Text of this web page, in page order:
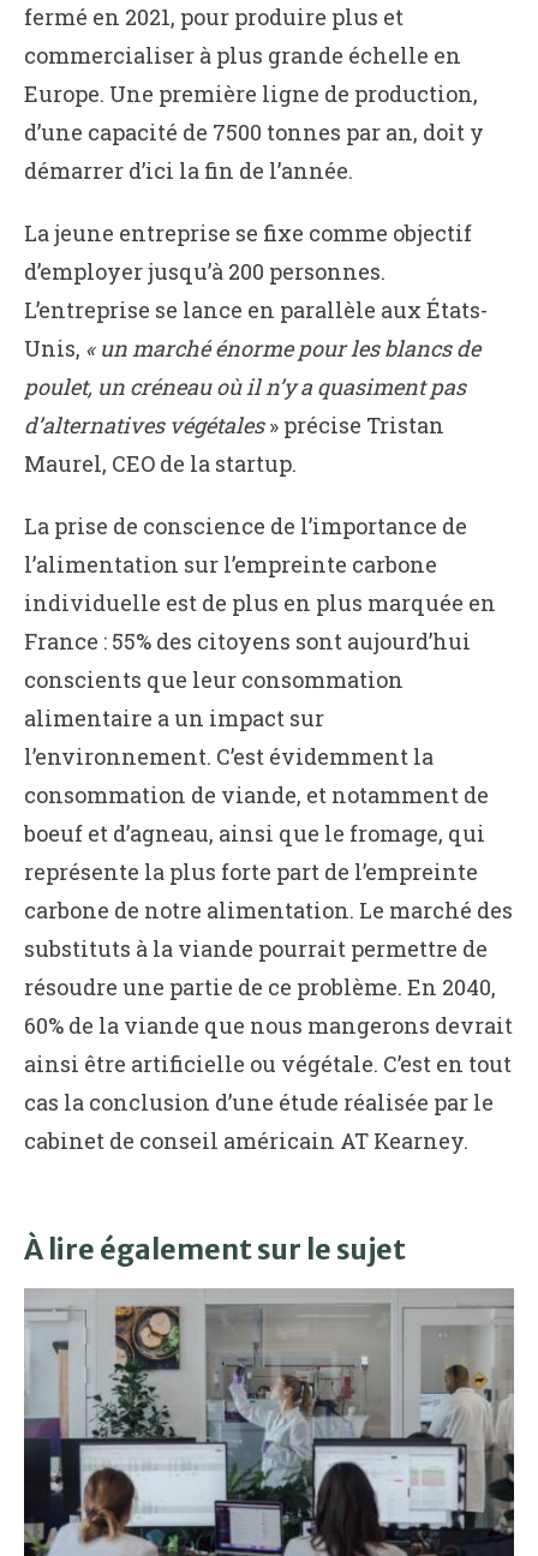
fermé en 2021, pour produire plus et
commercialiser à plus grande échelle en
Europe. Une première ligne de production,
d’une capacité de 7500 tonnes par an, doit y
démarrer d’ici la fin de l’année.
La jeune entreprise se fixe comme objectif
d’employer jusqu’à 200 personnes.
L’entreprise se lance en parallèle aux États-
Unis, « un marché énorme pour les blancs de
poulet, un créneau où il n’y a quasiment pas
d’alternatives végétales» précise Tristan
Maurel, CEO de la startup.
La prise de conscience de l’importance de
l’alimentation sur l’empreinte carbone
individuelle est de plus en plus marquée en
France : 55% des citoyens sont aujourd’hui
conscients que leur consommation
alimentaire a un impact sur
l’environnement. C’est évidemment la
consommation de viande, et notamment de
boeuf et d’agneau, ainsi que le fromage, qui
représente la plus forte part de l’empreinte
carbone de notre alimentation. Le marché des
substituts à la viande pourrait permettre de
résoudre une partie de ce problème. En 2040,
60% de la viande que nous mangerons devrait
ainsi être artificielle ou végétale. C’est en tout
cas la conclusion d’une étude réalisée par le
cabinet de conseil américain AT Kearney.
À lire également sur le sujet